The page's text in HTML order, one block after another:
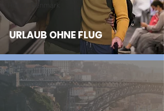
Hotels Denmark
URLAUB OHNE FLUG